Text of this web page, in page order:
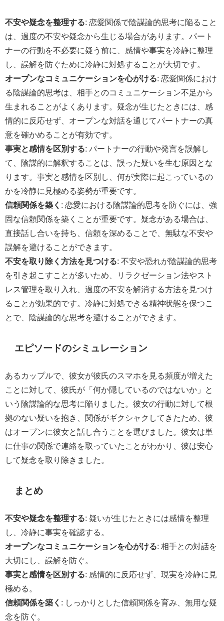
不安や疑念を整理する: 恋愛関係で陰謀論的思考に陥ること
は、過度の不安や疑念から生じる場合があります。パート
ナーの行動を不必要に疑う前に、感情や事実を冷静に整理
し、誤解を防ぐために冷静に対処することが大切です。
オープンなコミュニケーションを心がける: 恋愛関係におけ
る陰謀論的思考は、相手とのコミュニケーション不足から
生まれることがよくあります。疑念が生じたときには、感
情的に反応せず、オープンな対話を通じてパートナーの真
意を確かめることが有効です。
事実と感情を区別する: パートナーの行動や発言を誤解し
て、陰謀的に解釈することは、誤った疑いを生む原因とな
ります。事実と感情を区別し、何が実際に起こっているの
かを冷静に見極める姿勢が重要です。
信頼関係を築く : 恋愛における陰謀論的思考を防ぐには、強
固な信頼関係を築くことが重要です。疑念がある場合は、
直接話し合いを持ち、信頼を深めることで、無駄な不安や
誤解を避けることができます。
不安を取り除く方法を見つける: 不安や恐れが陰謀論的思考
を引き起こすことが多いため、リラクゼーション法やスト
レス管理を取り入れ、過度の不安を解消する方法を見つけ
ることが効果的です。冷静に対処できる精神状態を保つこ
とで、陰謀論的な思考を避けることができます。
エピソードのシミュレーション
あるカップルで、彼女が彼氏のスマホを見る頻度が増えた
ことに対して、彼氏が「何か隠しているのではないか」と
いう陰謀論的な思考に陥りました。彼女の行動に対して根
拠のない疑いを抱き、関係がギクシャクしてきたため、彼
はオープンに彼女と話し合うことを選びました。彼女は単
に仕事の関係で連絡を取っていたことがわかり、彼は安心
して疑念を取り除きました。
まとめ
不安や疑念を整理する: 疑いが生じたときには感情を整理
し、冷静に事実を確認する。
オープンなコミュニケーションを心がける: 相手との対話を
大切にし、誤解を防ぐ。
事実と感情を区別する: 感情的に反応せず、現実を冷静に見
極める。
信頼関係を築く : しっかりとした信頼関係を育み、無用な疑
念を防ぐ。